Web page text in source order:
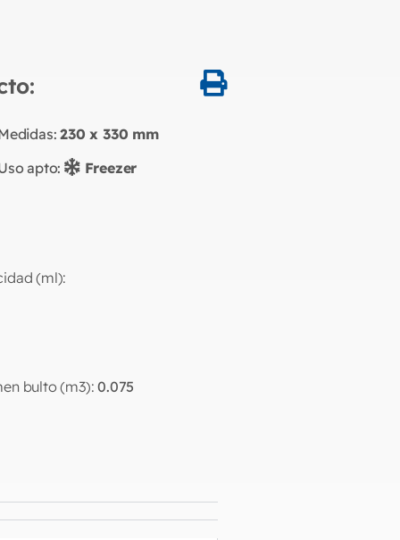
230 x 330 mm
apto:
Freezer
(ml):
bulto (m3):0.075